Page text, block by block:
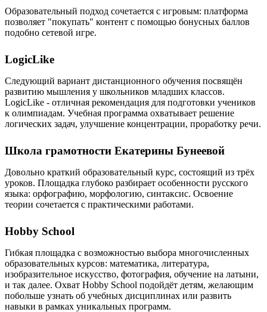
Образовательный подход сочетается с игровым: платформа
позволяет "покупать" контент с помощью бонусных баллов
подобно сетевой игре.
LogicLike
Следующий вариант дистанционного обучения посвящён
развитию мышления у школьников младших классов.
LogicLike - отличная рекомендация для подготовки учеников
к олимпиадам. Учебная программа охватывает решение
логических задач, улучшение концентрации, проработку речи.
Школа грамотности Екатерины Бунеевой
Довольно краткий образовательный курс, состоящий из трёх
уроков. Площадка глубоко разбирает особенности русского
языка: орфографию, морфологию, синтаксис. Освоение
теории сочетается с практическими работами.
Hobby School
Гибкая площадка с возможностью выбора многочисленных
образовательных курсов: математика, литература,
изобразительное искусство, фотография, обучение на латыни,
и так далее. Охват Hobby School подойдёт детям, желающим
побольше узнать об учебных дисциплинах или развить
навыки в рамках уникальных программ.